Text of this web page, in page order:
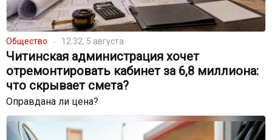
Общество 12:32, 5 августа
Читинская администрация хочет
отремонтировать кабинет за 6,8 миллиона:
что скрывает смета?
Оправдана ли цена?